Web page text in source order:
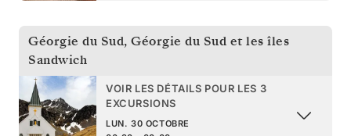
Géorgie du Sud, Géorgie du Sud et les îles
Sandwich
VOIR LES DÉTAILS POUR LES 3
EXCURSIONS
LUN. 30 OCTOBRE